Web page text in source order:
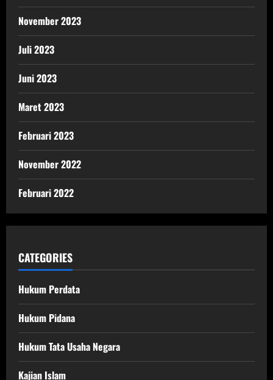
November 2023
Juli 2023
Juni 2023
Maret 2023
Februari 2023
November 2022
Februari 2022
CATEGORIES
Hukum Perdata
Hukum Pidana
Hukum Tata Usaha Negara
Kajian Islam